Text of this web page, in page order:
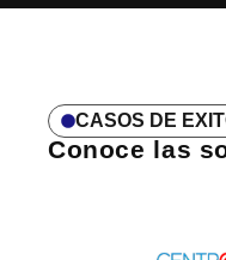
CASOS DE
Conoce las